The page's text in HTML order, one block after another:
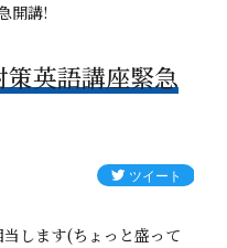
開講!
英語講座緊急
します(ちょっと盛って